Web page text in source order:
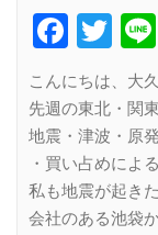
こんにちは、大
先週の東北・関
地震・津波・原
・買い占めによ
私も地震が起き
会社のある池袋